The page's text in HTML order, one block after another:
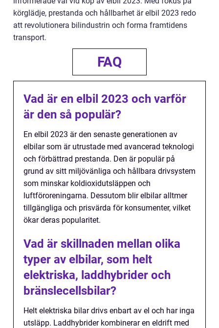
körglädje, prestanda och hållbarhet är elbil 2023 redo
att revolutionera bilindustrin och forma framtidens
transport.
FAQ
Vad är en elbil 2023 och varför
är den så populär?
En elbil 2023 är den senaste generationen av
elbilar som är utrustade med avancerad teknologi
och förbättrad prestanda. Den är populär på
grund av sitt miljövänliga och hållbara drivsystem
som minskar koldioxidutsläppen och
luftföroreningarna. Dessutom blir elbilar alltmer
tillgängliga och prisvärda för konsumenter, vilket
ökar deras popularitet.
Vad är skillnaden mellan olika
typer av elbilar, som helt
elektriska, laddhybrider och
bränslecellsbilar?
Helt elektriska bilar drivs enbart av el och har inga
utsläpp. Laddhybrider kombinerar en eldrift med